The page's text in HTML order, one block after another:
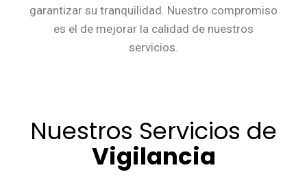
garantizar su tranquilidad. Nuestro compromiso
es el de mejorar la calidad de nuestros
servicios.
Nuestros Servicios de
Vigilancia